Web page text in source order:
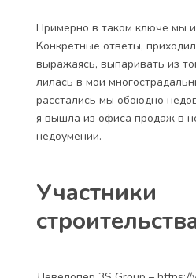
Примерно в таком ключе мы
Конкретные ответы,
выражаясь, выпаривать из
лилась в мои
расстались мы обоюдно
я вышла из офиса продаж в
недоумении.
Участники